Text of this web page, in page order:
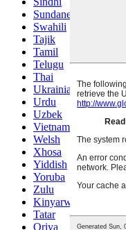
Sundanese
Swahili
Tajik
Tamil
Telugu
Thai
Ukrainian
Urdu
Uzbek
Vietnamese
Welsh
Xhosa
Yiddish
Yoruba
Zulu
Kinyarwanda
Tatar
Oriya